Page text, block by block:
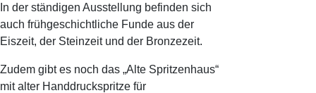
In der ständigen Ausstellung befinden sich
auch frühgeschichtliche Funde aus der
Eiszeit, der Steinzeit und der Bronzezeit.
Zudem gibt es noch das „Alte Spritzenhaus“
mit alter Handdruckspritze für